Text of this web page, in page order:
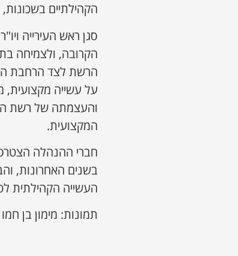
הקהילתיים
סגן ראש העירייה
הקרובה, ולצמיחה
הרשת לצד הרחבת
על עשייה מקצועית,
והעצמתה של רשת
המקצועית.
חברי ההנהלה
העשייה הקהילתית
תמונות: מימון בן